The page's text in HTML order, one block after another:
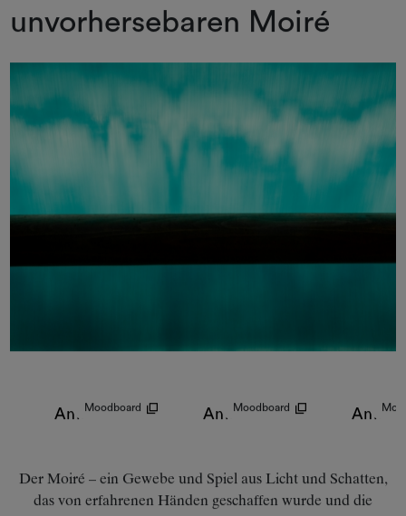
unvorhersebaren Moiré
Moodboard
Amoir Libre Moodboard
Amoir Libre Amoir
Der Moiré – ein Gewebe und Spiel aus Licht und Schatten,
das von erfahrenen Händen geschaffen wurde und die